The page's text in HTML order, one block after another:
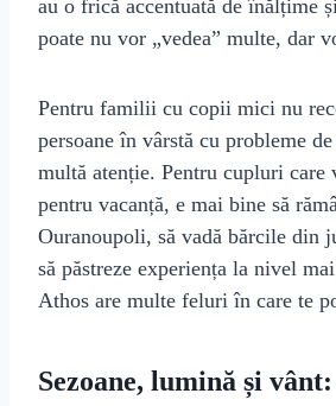
au o frică accentuată de înălțime
poate nu vor „vedea” multe, dar
Pentru familii cu copii mici nu
persoane în vârstă cu probleme
multă atenție. Pentru cupluri
pentru vacanță, e mai bine să
Ouranoupoli, să vadă bărcile din
să păstreze experiența la nivel
Athos are multe feluri în care te
Sezoane, lumină și